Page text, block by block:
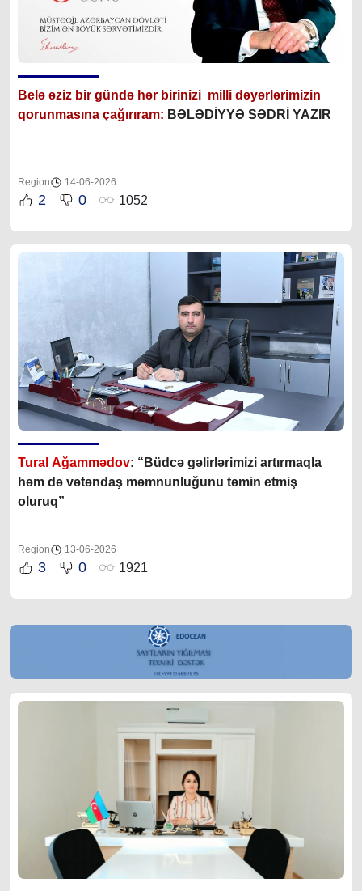
Bel ə əziz bir gündə hər birinizi milli dəyərlərimizin
qorunmasına çağırıram: BƏLƏDİYYƏ SƏDRİ YAZIR
Region 14-06-2026
2 0 1052
Tural Ağammədov: “Büdcə gəlirlərimizi artırmaqla
həm də vətəndaş məmnunluğunu təmin etmiş
oluruq”
Region 13-06-2026
3 0 1921